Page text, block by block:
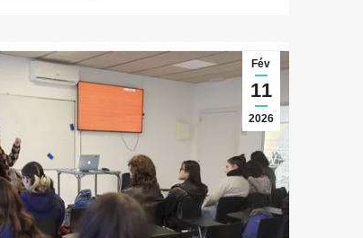
Fév
11
2026